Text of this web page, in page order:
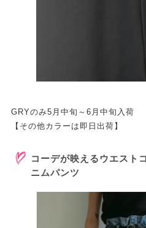
GRYのみ5月中旬～6月中旬入荷
【その他カラーは即日出荷】
コーデが映えるウエスト
ニムパンツ